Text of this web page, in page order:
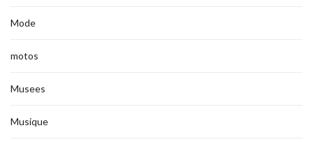
Mode
motos
Musees
Musique